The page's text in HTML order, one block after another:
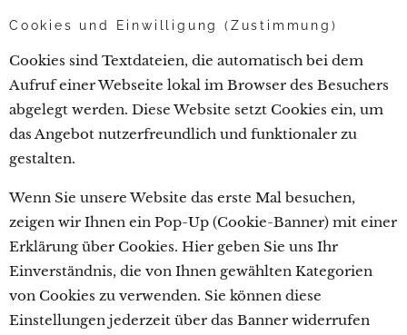
Cookies und Einwilligung (Zustimmung)
Cookies sind Textdateien, die automatisch bei dem
Aufruf einer Webseite lokal im Browser des Besuchers
abgelegt werden. Diese Website setzt Cookies ein, um
das Angebot nutzerfreundlich und funktionaler zu
gestalten.
Wenn Sie unsere Website das erste Mal besuchen,
zeigen wir Ihnen ein Pop-Up (Cookie-Banner) mit einer
Erklärung über Cookies. Hier geben Sie uns Ihr
Einverständnis, die von Ihnen gewählten Kategorien
von Cookies zu verwenden. Sie können diese
Einstellungen jederzeit über das Banner widerrufen